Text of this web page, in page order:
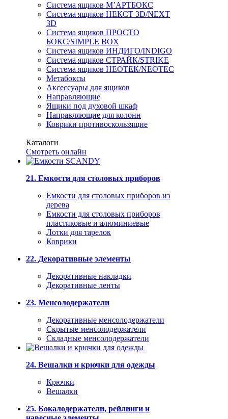
Система ящиков М’АРТБОКС
Система ящиков НЕКСТ 3D/NEXT
3D
Система ящиков ПРОСТО
БОКС/SIMPLE BOX
Система ящиков ИНДИГО/INDIGO
Система ящиков СТРАЙК/STRIKE
Система ящиков НЕОТЕК/NEOTEC
Метабоксы
Аксессуары для ящиков
Направляющие
Ящики под духовой шкаф
Направляющие для колонн
Коврики противоскользящие
Каталоги
Смотреть онлайн
21. Емкости для столовых приборов
Емкости для столовых приборов из
дерева
Емкости для столовых приборов
пластиковые и алюминиевые
Лотки для тарелок
Коврики
22. Декоративные элементы
Декоративные накладки
Декоративные ленты
23. Менсолодержатели
Декоративные менсолодержатели
Скрытые менсолодержатели
Складные менсолодержатели
24. Вешалки и крючки для одежды
Крючки
Вешалки
25. Бокалодержатели, рейлинги и